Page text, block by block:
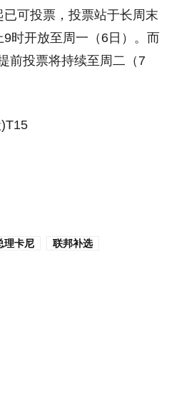
可投票，投票站于长周末
时开放至周一（6日）。而
前投票将持续至周二（7
理卡尼
联邦补选